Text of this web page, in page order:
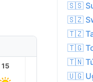
15 17
🇸🇸
🇸🇿
🇹🇿
🇹🇬
🇹🇳
🇺🇬